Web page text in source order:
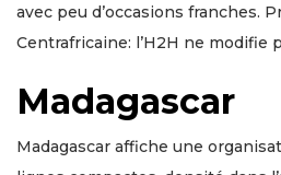
avec peu d’occasions franches.
Centrafricaine: l’H2H ne modifie
Madagascar
Madagascar affiche une